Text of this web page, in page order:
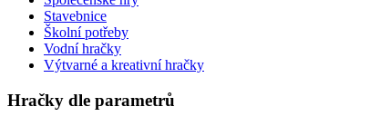
Stavebnice
Školní potřeby
Vodní hračky
Výtvarné a kreativní hračky
Hračky dle parametrů